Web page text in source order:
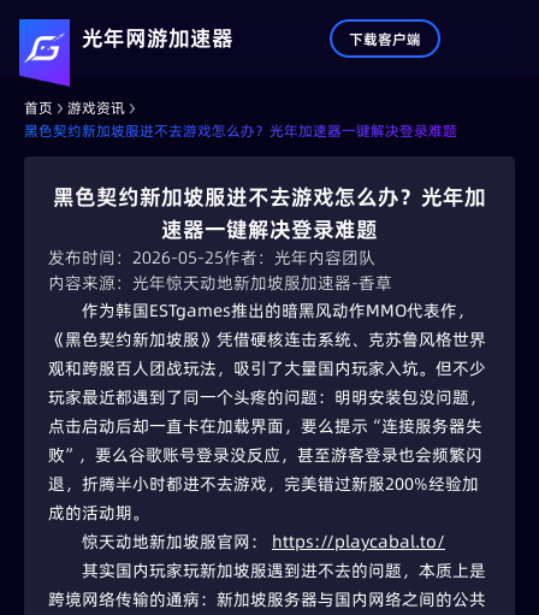
光年网游加速器 下载客户端
首页
游戏资讯
黑色契约新加坡服进不去游戏怎么办？光年加速器一键解决登录难题
黑色契约新加坡服进不去游戏怎么办？光年加
速器一键解决登录难题
发布时间：2026-05-25作者：光年内容团队
内容来源：光年惊天动地新加坡服加速器-香草
作为韩国ESTgames推出的暗黑风动作MMO代表作，
《黑色契约新加坡服》凭借硬核连击系统、克苏鲁风格世界
观和跨服百人团战玩法，吸引了大量国内玩家入坑。但不少
玩家最近都遇到了同一个头疼的问题：明明安装包没问题，
点击启动后却一直卡在加载界面，要么提示“连接服务器失
败”，要么谷歌账号登录没反应，甚至游客登录也会频繁闪
退，折腾半小时都进不去游戏，完美错过新服200%经验加
成的活动期。
惊天动地新加坡服官网： https://playcabal.to/
其实国内玩家玩新加坡服遇到进不去的问题，本质上是
跨境网络传输的通病：新加坡服务器与国内网络之间的公共